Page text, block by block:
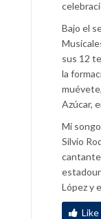
Bajo el
sus 12
la
Azúcar,
Mi
Silvio
cantante
López y
Like